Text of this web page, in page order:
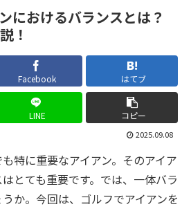
におけるバランスとは？
！
Facebook はてブ
LINE コピー
2025.09.08
特に重要なアイアン。そのアイア
とても重要です。では、一体バラ
か。今回は、ゴルフでアイアンを